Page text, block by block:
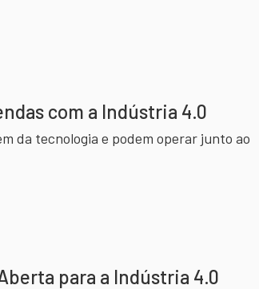
com a Indústria 4.0
da tecnologia e podem operar junto ao
para a Indústria 4.0